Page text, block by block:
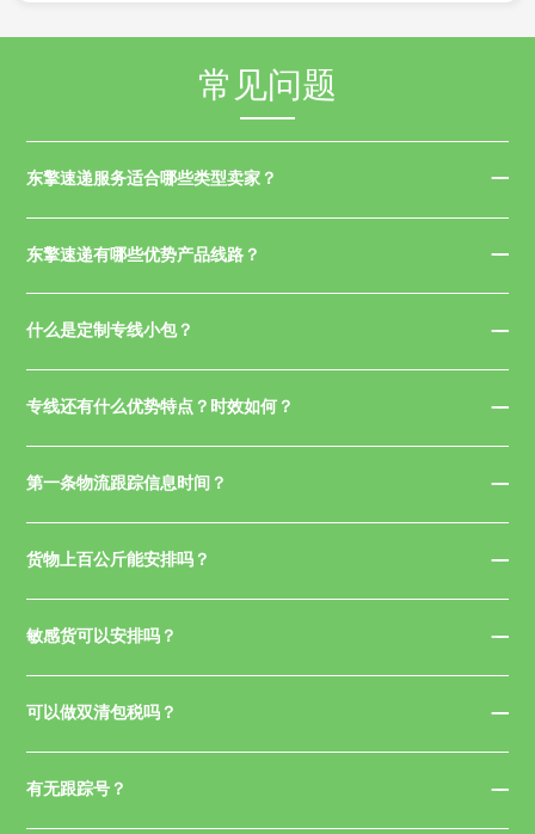
常见问题
东擎速递服务适合哪些类型卖家？
东擎速递有哪些优势产品线路？
什么是定制专线小包？
专线还有什么优势特点？时效如何？
第一条物流跟踪信息时间？
货物上百公斤能安排吗？
敏感货可以安排吗？
可以做双清包税吗？
有无跟踪号？